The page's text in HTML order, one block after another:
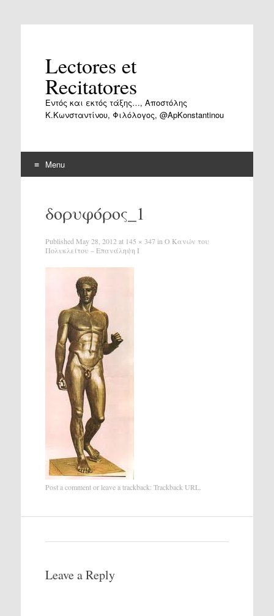
Lectores et
Recitatores
Εντός και εκτός τάξης…, Αποστόλης
Κ.Κωνσταντίνου, Φιλόλογος, @ApKonstantinou
Menu
contentδορυφόρος_1
Published May 28, 2012 at 145 × 347 in Ο Κανών του
Πολυκλείτου – Επανάληψη Ι
Post a commentor leave a trackback: Trackback URL.
Leave a Reply